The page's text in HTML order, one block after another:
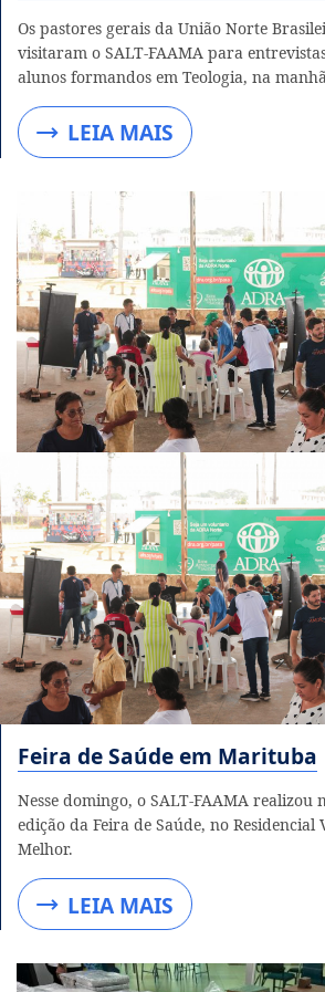
Os pastores gerais da União Norte
visitaram o SALT-FAAMA para
alunos formandos em Teologia, na
LEIA MAIS
Feira de Saúde em Marituba
Nesse domingo, o SALT-FAAMA realizou
edição da Feira de Saúde, no Residencial
Melhor.
LEIA MAIS